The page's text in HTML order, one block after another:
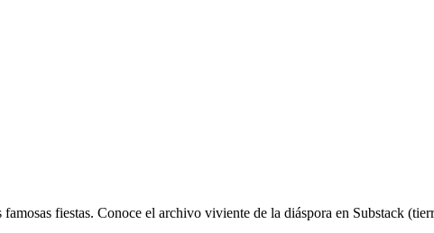
fiestas. Conoce el archivo viviente de la diáspora en Substack